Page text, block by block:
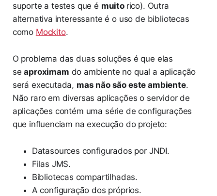
suporte a testes que é muito rico). Outra
alternativa interessante é o uso de bibliotecas
como Mockito.
O problema das duas soluções é que elas
seaproximam do ambiente no qual a aplicação
será executada, mas não são este ambiente.
Não raro em diversas aplicações o servidor de
aplicações contém uma série de configurações
que influenciam na execução do projeto:
Datasources configurados por JNDI.
Filas JMS.
Bibliotecas compartilhadas.
A configuração dos próprios.